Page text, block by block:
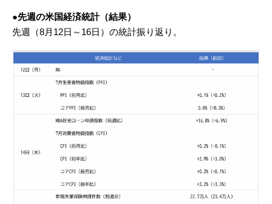
●先週の米国経済統計（結果）
先週（8月12日～16日）の統計振り返り。